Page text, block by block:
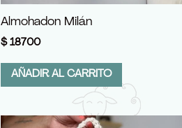
Almohadon Milán
$18700
AÑADIR AL CARRITO